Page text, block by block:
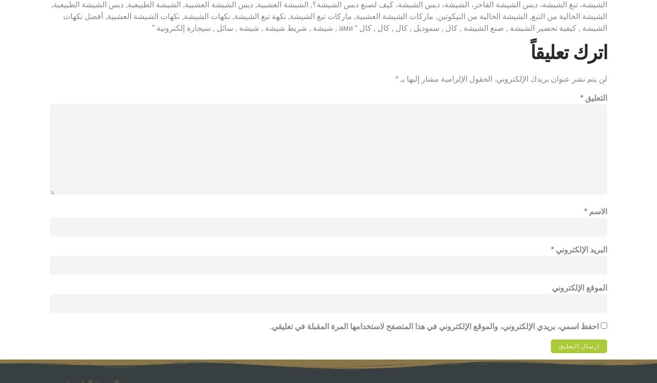
الشيشة، تبغ الشيشة، دبس الشيشة الفاخر، الشيشة، دبس الشيشة، كيف لصنع دبس الشيشة؟, الشيشة العشبية, دبس الشيشة العشبية, الشيشة الطبيعية, دبس الشيشة الطبيعية,
الشيشة الخالية من التبغ, الشيشة الخالية من النيكوتين, ماركات الشيشة العشبية, ماركات تبغ الشيشة, نكهة تبغ الشيشة, نكهات الشيشة, نكهات الشيشة العشبية, أفضل نكهات
الشيشة , كيفية تحضير الشيشة , صنع الشيشة , كال , سموديل , كال , كال , كال “ ами , شيشة , شريط شيشة , شيشة , سائل , سيجارة إلكترونية ”
اترك تعليقاً
لن يتم نشر عنوان بريدك الإلكتروني. الحقول الإلزامية مشار إليها بـ *
التعليق *
الاسم *
البريد الإلكتروني *
الموقع الإلكتروني
احفظ اسمي، بريدي الإلكتروني، والموقع الإلكتروني في هذا المتصفح لاستخدامها المرة المقبلة في تعليقي.